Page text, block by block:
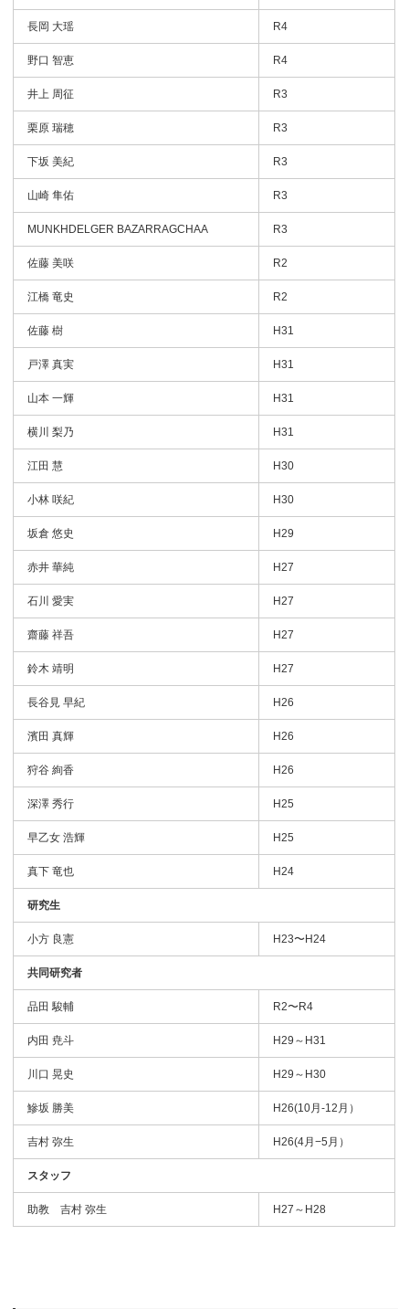
長岡 大瑶 R4
野口 智恵 R4
井上 周征 R3
栗原 瑞穂 R3
下坂 美紀 R3
山崎 隼佑 R3
MUNKHDELGER BAZARRAGCHAA R3
佐藤 美咲 R2
江橋 竜史 R2
佐藤 樹 H31
戸澤 真実 H31
山本 一輝 H31
横川 梨乃 H31
江田 慧 H30
小林 咲紀 H30
坂倉 悠史 H29
赤井 華純 H27
石川 愛実 H27
齋藤 祥吾 H27
鈴木 靖明 H27
長谷見 早紀 H26
濱田 真輝 H26
狩谷 絢香 H26
深澤 秀行 H25
早乙女 浩輝 H25
真下 竜也 H24
研究生
小方 良憲 H23〜H24
共同研究者
品田 駿輔 R2〜R4
内田 尭斗 H29～H31
川口 晃史 H29～H30
鰺坂 勝美 H26(10月-12月）
吉村 弥生 H26(4月−5月）
スタッフ
助教 吉村 弥生 H27～H28